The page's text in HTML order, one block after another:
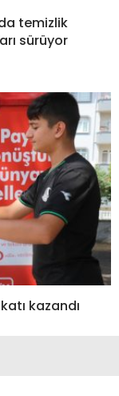
temizlik
sürüyor
kazandı